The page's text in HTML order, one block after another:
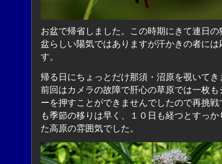
お盆で帰省しました。この時期にきて連日の
盆らしい陽気ではありますが汗かきの者には
す。
帰る日にちょっとだけ那須・沼原を覗いてき
前回はカメラの故障で肝心の草原では一枚も
ーを押すことができませんでしたので再挑戦
も季節の移りは早く、１０日も経つとすっか
た高原の雰囲気でした。